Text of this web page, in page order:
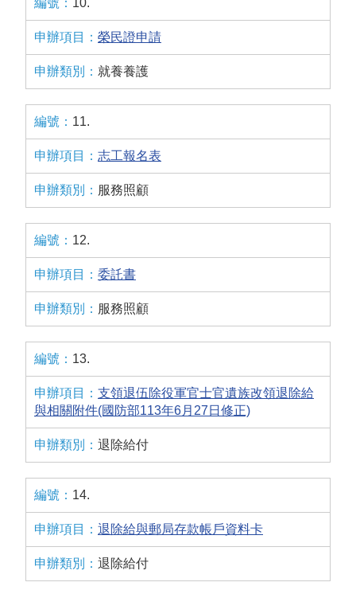
10.
榮民證申請
就養養護
11.
志工報名表
服務照顧
12.
委託書
服務照顧
13.
支領退伍除役軍官士官遺族改領退除給
與相關附件(國防部113年6月27日修正)
退除給付
14.
退除給與郵局存款帳戶資料卡
退除給付